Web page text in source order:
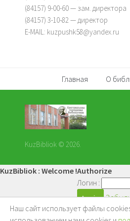
(84157) 9-00-60 — зам. директора
(84157) 3-10-82 — директор
E-MAIL: kuzpushk58@yandex.ru
Главная О
KuzBibliok © 2026.
Наш сайт использует файлы
KuzBibliok : Welcome !Authorize
Логин :
Войти